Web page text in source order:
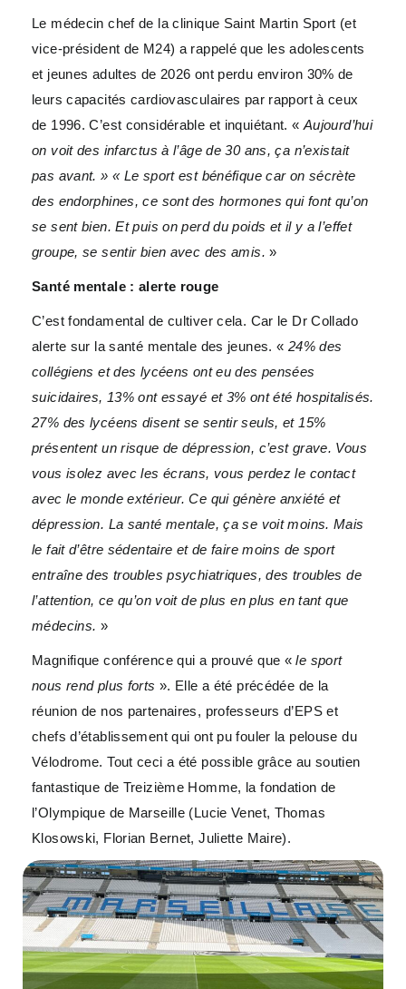
Le médecin chef de la clinique Saint Martin Sport (et
vice-président de M24) a rappelé que les adolescents
et jeunes adultes de 2026 ont perdu environ 30% de
leurs capacités cardiovasculaires par rapport à ceux
de 1996. C’est considérable et inquiétant. « Aujourd’hui
on voit des infarctus à l’âge de 30 ans, ça n’existait
pas avant. » « Le sport est bénéfique car on sécrète
des endorphines, ce sont des hormones qui font qu’on
se sent bien. Et puis on perd du poids et il y a l’effet
groupe, se sentir bien avec des amis.»
Santé mentale : alerte rouge
C’est fondamental de cultiver cela. Car le Dr Collado
alerte sur la santé mentale des jeunes. « 24% des
collégiens et des lycéens ont eu des pensées
suicidaires, 13% ont essayé et 3% ont été hospitalisés.
27% des lycéens disent se sentir seuls, et 15%
présentent un risque de dépression, c’est grave. Vous
vous isolez avec les écrans, vous perdez le contact
avec le monde extérieur. Ce qui génère anxiété et
dépression. La santé mentale, ça se voit moins. Mais
le fait d’être sédentaire et de faire moins de sport
entraîne des troubles psychiatriques, des troubles de
l’attention, ce qu’on voit de plus en plus en tant que
médecins. »
Magnifique conférence qui a prouvé que «le sport
nous rend plus forts ». Elle a été précédée de la
réunion de nos partenaires, professeurs d’EPS et
chefs d’établissement qui ont pu fouler la pelouse du
Vélodrome. Tout ceci a été possible grâce au soutien
fantastique de Treizième Homme, la fondation de
l’Olympique de Marseille (Lucie Venet, Thomas
Klosowski, Florian Bernet, Juliette Maire).